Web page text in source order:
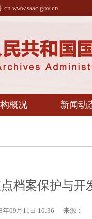
www.saac.gov.cn
概况 新闻动
档案保护与开
年09月11日 10:36 来源：